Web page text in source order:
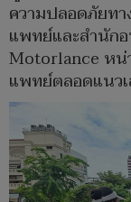
ความปลอดภัยท
แพทย์และสำนัก
Motorlance หน่
แพทย์ตลอดแนว